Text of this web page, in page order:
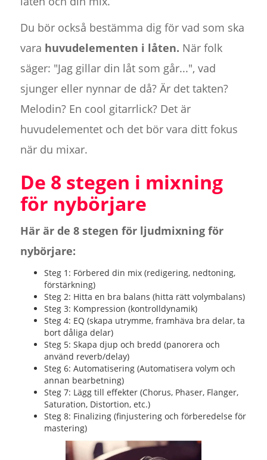
Du bör också bestämma dig för vad som ska
vara huvudelementen i låten. När folk
säger: "Jag gillar din låt som går...", vad
sjunger eller nynnar de då? Är det takten?
Melodin? En cool gitarrlick? Det är
huvudelementet och det bör vara ditt fokus
när du mixar.
De 8 stegen i mixning
för nybörjare
Här är de 8 stegen för ljudmixning för
nybörjare:
Steg 1: Förbered din mix (redigering, nedtoning,
förstärkning)
Steg 2: Hitta en bra balans (hitta rätt volymbalans)
Steg 3: Kompression (kontrolldynamik)
Steg 4: EQ (skapa utrymme, framhäva bra delar, ta
bort dåliga delar)
Steg 5: Skapa djup och bredd (panorera och
använd reverb/delay)
Steg 6: Automatisering (Automatisera volym och
annan bearbetning)
Steg 7: Lägg till effekter (Chorus, Phaser, Flanger,
Saturation, Distortion, etc.)
Steg 8: Finalizing (finjustering och förberedelse för
mastering)